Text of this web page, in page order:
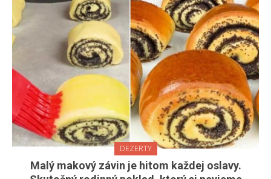
DEZERTY
Malý makový závin je hitom každej oslavy.